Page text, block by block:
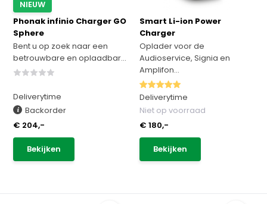
NIEUW
Phonak infinio Charger GO
Sphere
Bent u op zoek naar een
betrouwbare en oplaadbar...
Deliverytime
Backorder
€ 204,-
Bekijken
Smart Li-ion Power
Charger
Oplader voor de
Audioservice, Signia en
Amplifon...
Deliverytime
Niet op voorraad
€ 180,-
Bekijken